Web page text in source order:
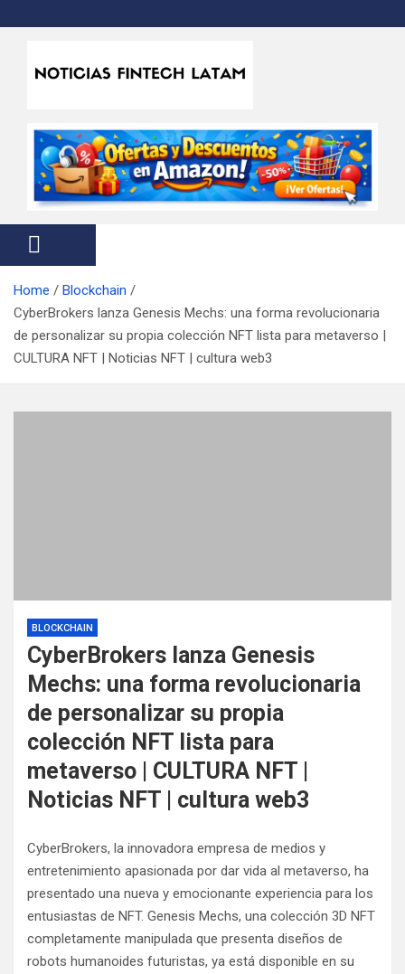
k
Noticias Fintech Latam
Home
Blockchain
CyberBrokers lanza Genesis Mechs: una forma revolucionaria
de personalizar su propia colección NFT lista para metaverso |
CULTURA NFT | Noticias NFT | cultura web3
BLOCKCHAIN
CyberBrokers lanza Genesis
Mechs: una forma revolucionaria
de personalizar su propia
colección NFT lista para
metaverso | CULTURA NFT |
Noticias NFT | cultura web3
CyberBrokers, la innovadora empresa de medios y
entretenimiento apasionada por dar vida al metaverso, ha
presentado una nueva y emocionante experiencia para los
entusiastas de NFT. Genesis Mechs, una colección 3D NFT
completamente manipulada que presenta diseños de
robots humanoides futuristas, ya está disponible en su